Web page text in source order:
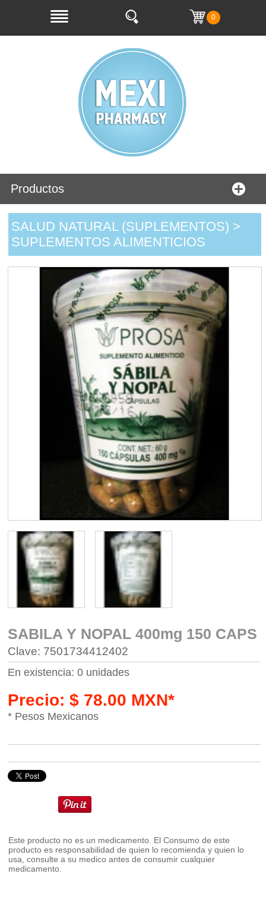
0
Productos
SALUD NATURAL (SUPLEMENTOS) >
SUPLEMENTOS ALIMENTICIOS
SABILA Y NOPAL 400mg 150 CAPS
Clave: 7501734412402
En existencia: 0 unidades
Precio: $ 78.00 MXN*
* Pesos Mexicanos
Este producto no es un medicamento. El Consumo de este
producto es responsabilidad de quien lo recomienda y quien lo
usa, consulte a su medico antes de consumir cualquier
medicamento.